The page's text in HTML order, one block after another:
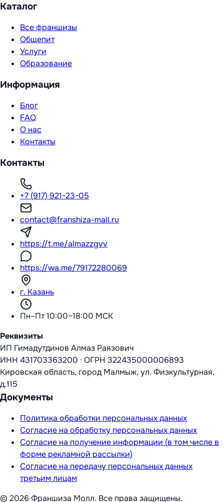
Каталог
Все франшизы
Общепит
Услуги
Образование
Информация
Блог
FAQ
О нас
Контакты
Контакты
+7 (917) 921-23-05
contact@franshiza-mall.ru
https://t.me/almazzgvv
https://wa.me/79172280069
г. Казань
Пн–Пт 10:00–18:00 МСК
Реквизиты
ИП Гимадутдинов Алмаз Раязович
ИНН 431703363200 · ОГРН 322435000006893
Кировская область, город Малмыж, ул. Физкультурная,
д.115
Документы
Политика обработки персональных данных
Согласие на обработку персональных данных
Согласие на получение информации (в том числе в
форме рекламной рассылки)
Согласие на передачу персональных данных
третьим лицам
© 2026 Франшиза Молл. Все права защищены.